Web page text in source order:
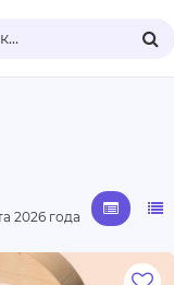
2026 года